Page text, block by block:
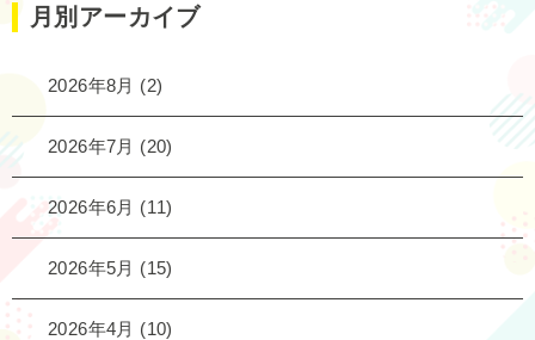
月別アーカイブ
2026年8月 (2)
2026年7月 (20)
2026年6月 (11)
2026年5月 (15)
2026年4月 (10)